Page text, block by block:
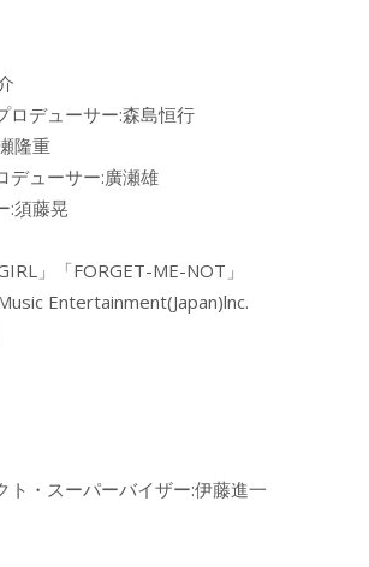
ロデューサー:森島恒行
隆重
デューサー:廣瀬雄
:須藤晃
」「FORGET-ME-NOT」
Entertainment(Japan)lnc.
ト・スーパーバイザー:伊藤進一